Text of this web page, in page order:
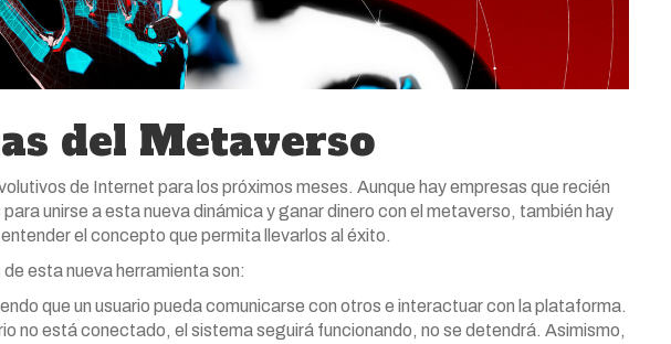
del Metaverso
de Internet para los próximos meses. Aunque hay empresas que recién
unirse a esta nueva dinámica y ganar dinero con el metaverso, también hay
el concepto que permita llevarlos al éxito.
esta nueva herramienta son:
que un usuario pueda comunicarse con otros e interactuar con la plataforma.
no está conectado, el sistema seguirá funcionando, no se detendrá. Asimismo,